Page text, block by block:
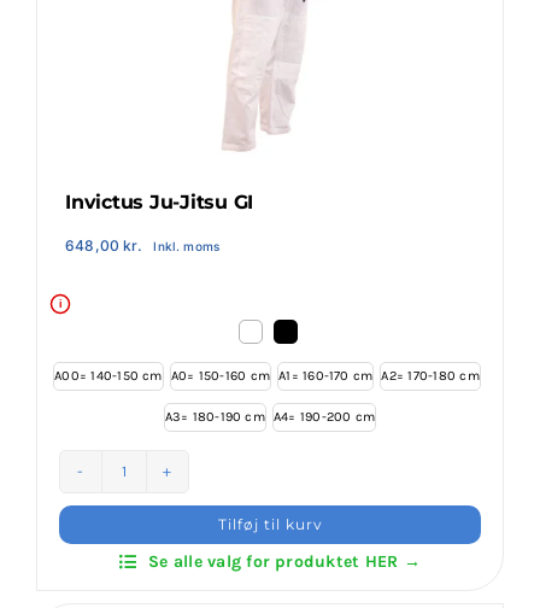
Klubaftalesider – Find din klub
Nyheder
Invictus Ju-Jitsu GI
648,00kr. Inkl. moms
i
A00= 140-150 cm A0= 150-160 cm A1= 160-170 cm A2= 170-180 cm
A3= 180-190 cm A4= 190-200 cm
Jitsu
GI
Tilføj til kurv
Se alle valg for produktet HER →